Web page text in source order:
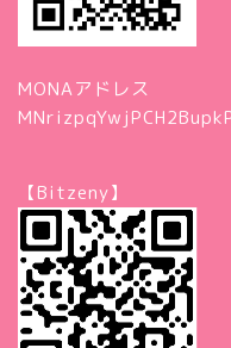
MONAアドレス
【Bitzeny】